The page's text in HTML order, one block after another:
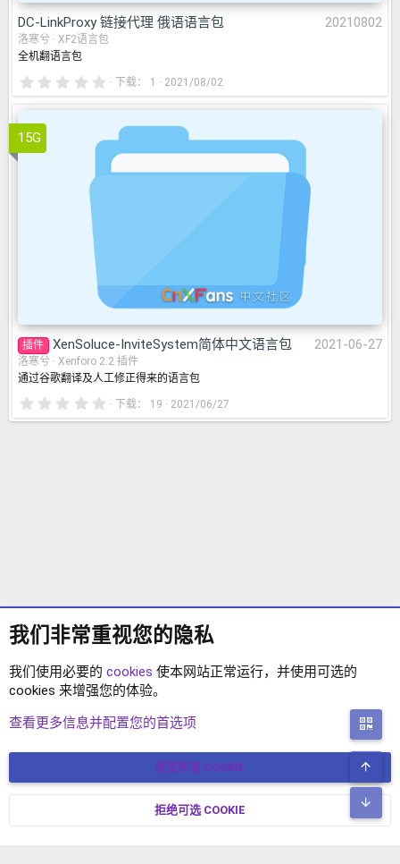
DC-LinkProxy 链接代理 俄语语言包 20210802
洛寒兮
XF2语言包
全机翻语言包
0
.
0
星
下载 1 2021/08/02
15GInviteSystem简体中文语
06-27
插件 XenSoluce-InviteSystem简体中文语言包 2021-06-27
洛寒兮
Xenforo 2.2 插件
通过谷歌翻译及人工修正得来的语言包
0
.
下载 19 2021/06/27
下载中心
简体中文 联系我们
© COPYRIGHT 2017-2026 XENFORO中文社区 版权所有 冀ICP备
我们非常重视您的隐私
我们使用必要的 cookies 使本网站正常运行，并使用可选的
cookies 来增强您的体验。
查看更多信息并配置您的首选项
接受所有 COOKIE
拒绝可选 COOKIE